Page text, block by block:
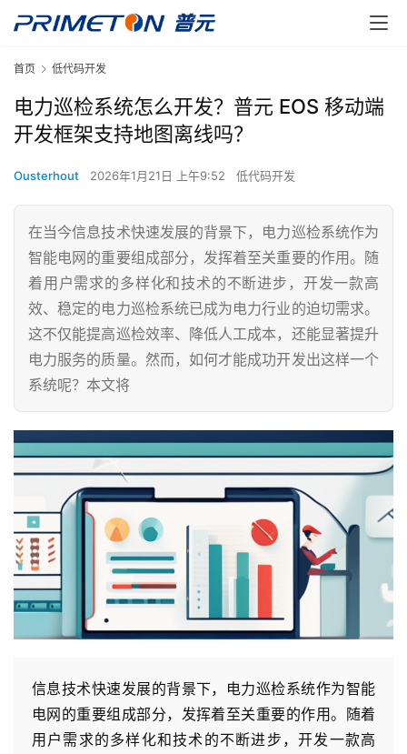
首页 低代码开发
电力巡检系统怎么开发？普元 EOS 移动端
开发框架支持地图离线吗？
Ousterhout 2026年1月21日 上午9:52 低代码开发
在当今信息技术快速发展的背景下，电力巡检系统作为
智能电网的重要组成部分，发挥着至关重要的作用。随
着用户需求的多样化和技术的不断进步，开发一款高
效、稳定的电力巡检系统已成为电力行业的迫切需求。
这不仅能提高巡检效率、降低人工成本，还能显著提升
电力服务的质量。然而，如何才能成功开发出这样一个
系统呢？本文将
信息技术快速发展的背景下，电力巡检系统作为智能
电网的重要组成部分，发挥着至关重要的作用。随着
用户需求的多样化和技术的不断进步，开发一款高